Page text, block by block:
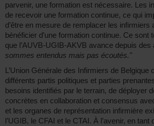
parvenir, une formation est nécessaire. Les
de recevoir une formation continue, ce qui
d’être en mesure de remplacer les infirmiers
bénéficier d’une formation continue. Ce sont
que l’AUVB-UGIB-AKVB avance depuis des
sommes entendus mais pas écoutés."
L’Union Générale des Infirmiers de Belgique
différents partis politiques et parties
besoins identifiés par le terrain, de déployer
concrètes en collaboration et consensus
et les organes de représentation infirmière
l’UGIB, le CFAI et le CTAI. À l’avenir, en tant